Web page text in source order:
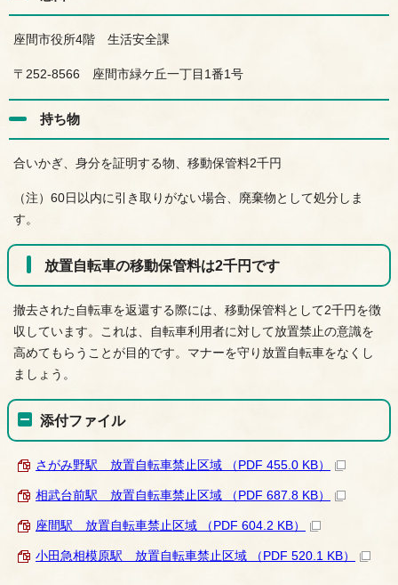
座間市役所4階 生活安全課
〒252-8566 座間市緑ケ丘一丁目1番1号
持ち物
合いかぎ、身分を証明する物、移動保管料2千円
（注）60日以内に引き取りがない場合、廃棄物として処分しま
す。
放置自転車の移動保管料は2千円です
撤去された自転車を返還する際には、移動保管料として2千円を徴
収しています。これは、自転車利用者に対して放置禁止の意識を
高めてもらうことが目的です。マナーを守り放置自転車をなくし
ましょう。
添付ファイル
さがみ野駅＿放置自転車禁止区域 （PDF 455.0 KB）
相武台前駅＿放置自転車禁止区域 （PDF 687.8 KB）
座間駅＿放置自転車禁止区域 （PDF 604.2 KB）
小田急相模原駅＿放置自転車禁止区域 （PDF 520.1 KB）